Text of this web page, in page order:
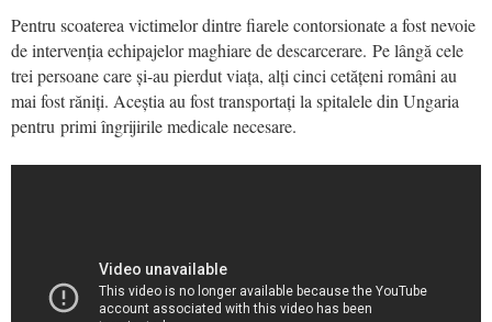
Pentru scoaterea victimelor dintre fiarele contorsionate a fost nevoie
de intervenția echipajelor maghiare de descarcerare. Pe lângă cele
trei persoane care și-au pierdut viața, alți cinci cetățeni români au
mai fost răniți. Aceștia au fost transportați la spitalele din Ungaria
pentru primi îngrijirile medicale necesare.